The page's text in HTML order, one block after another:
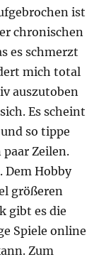
ist
chronischen
es schmerzt
mich total
auszutoben
Es scheint
so tippe
Zeilen.
Dem Hobby
größeren
gibt es die
Spiele online
Zum